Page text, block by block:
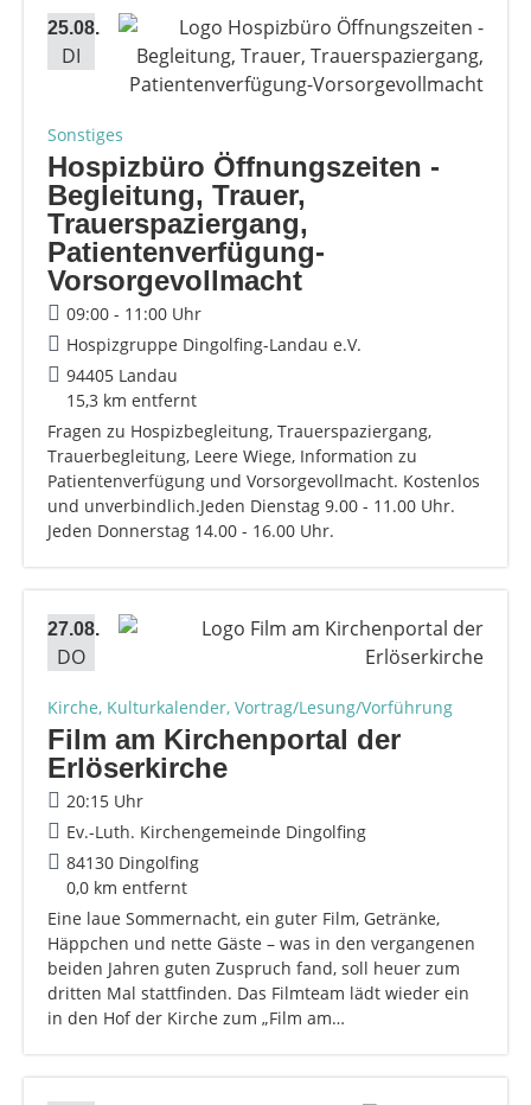
25.08.
DI
Sonstiges
Hospizbüro Öffnungszeiten -
Begleitung, Trauer,
Trauerspaziergang,
Patientenverfügung-
Vorsorgevollmacht
09:00 - 11:00 Uhr
Hospizgruppe Dingolfing-Landau e.V.
94405 Landau
15,3 km entfernt
Fragen zu Hospizbegleitung, Trauerspaziergang,
Trauerbegleitung, Leere Wiege, Information zu
Patientenverfügung und Vorsorgevollmacht. Kostenlos
und unverbindlich.Jeden Dienstag 9.00 - 11.00 Uhr.
Jeden Donnerstag 14.00 - 16.00 Uhr.
27.08.
DO
Kirche, Kulturkalender, Vortrag/Lesung/Vorführung
Film am Kirchenportal der
Erlöserkirche
20:15 Uhr
Ev.-Luth. Kirchengemeinde Dingolfing
84130 Dingolfing
0,0 km entfernt
Eine laue Sommernacht, ein guter Film, Getränke,
Häppchen und nette Gäste – was in den vergangenen
beiden Jahren guten Zuspruch fand, soll heuer zum
dritten Mal stattfinden. Das Filmteam lädt wieder ein
in den Hof der Kirche zum „Film am…